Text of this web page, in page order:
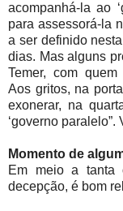
acompanhá-la ao
para assessorá-la
a ser definido
dias. Mas alguns
Temer, com
Aos gritos, na
exonerar, na
‘governo paralelo”.
Momento de
Em meio a tanta
decepção, é bom